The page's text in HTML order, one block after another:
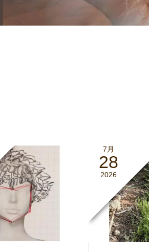
7月
28
2026